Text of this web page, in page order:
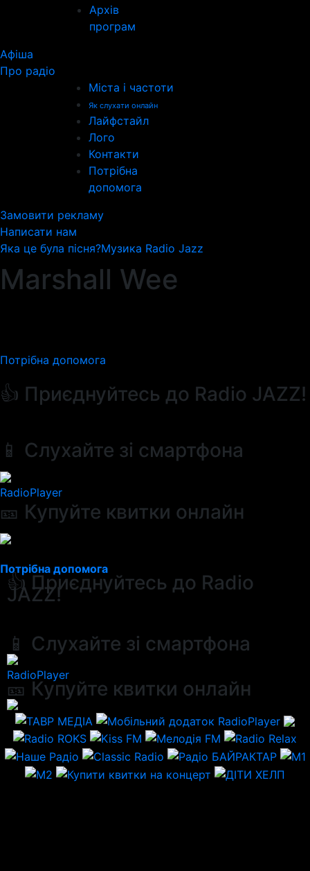
Архів
програм
Афіша
Про радіо
Міста і частоти
Як слухати онлайн
Лайфстайл
Лого
Контакти
Потрібна
допомога
Замовити рекламу
Написати нам
Яка це була пісня?Музика Radio Jazz
Marshall Wee
Потрібна допомога
👍 Приєднуйтесь до Radio JAZZ!
📱 Слухайте зі смартфона
RadioPlayer
🎫 Купуйте квитки онлайн
Потрібна допомога
👍 Приєднуйтесь до Radio
JAZZ!
📱 Слухайте зі смартфона
RadioPlayer
🎫 Купуйте квитки онлайн